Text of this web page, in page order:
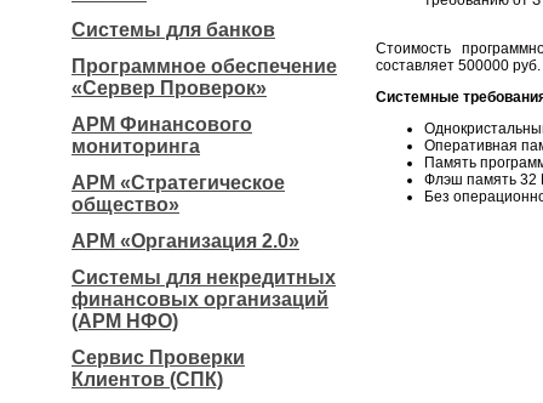
Системы для банков
Программное обеспечение
«Сервер Проверок»
АРМ Финансового
мониторинга
АРМ «Стратегическое
общество»
АРМ «Организация 2.0»
Системы для некредитных
финансовых организаций
(АРМ НФО)
Сервис Проверки
Клиентов (СПК)
Стоимость
составляет 500000 руб.
Системные
Оперативная
Память
Флэш память 32
Без